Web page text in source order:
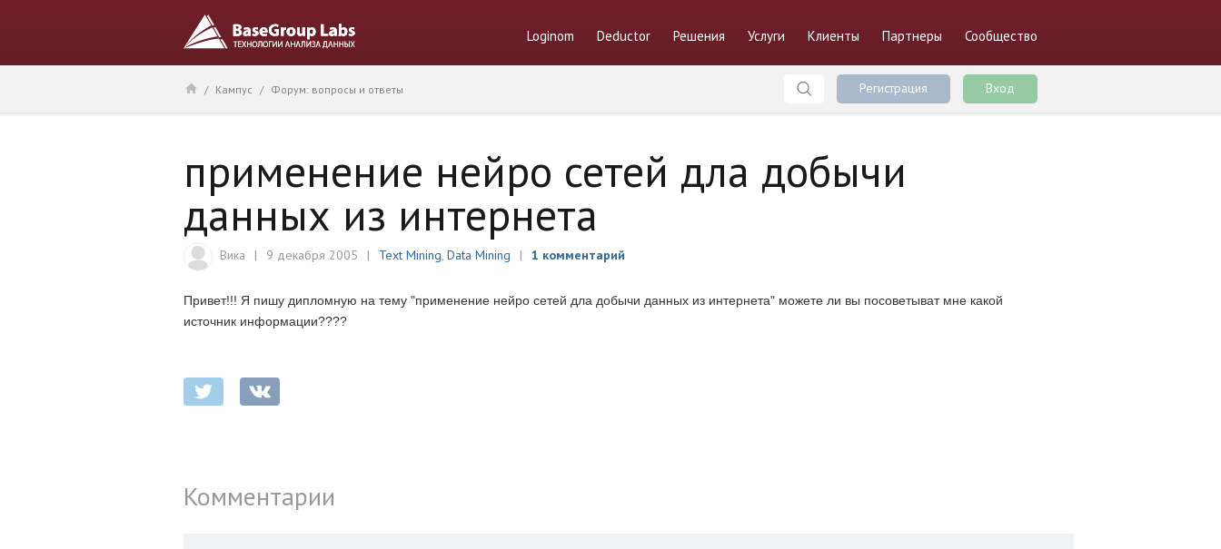
Loginom Deductor Решения Услуги Клиенты Партнеры Сообщество
/ Кампус / Форум: вопросы и ответы Регистрация Вход
применение нейро сетей дла добычи
данных из интернета
Вика 9 декабря 2005 Text Mining, Data Mining 1 комментарий
Привет!!! Я пишу дипломную на тему "применение нейро сетей дла добычи данных из интернета" можете ли вы посоветыват мне какой
источник информации????
Комментарии